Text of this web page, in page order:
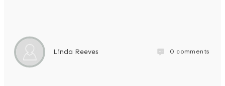
Linda Reeves 0 comments